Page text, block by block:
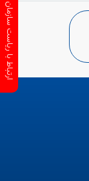
ارتباط با ریاست سازمان